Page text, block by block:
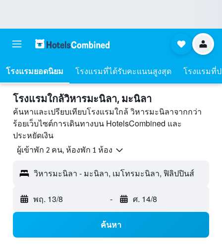
โรงแรมยอดนิยม โรงแรมที่ได้รับคะแนนสูงสุด โรงแรมที่
โรงแรมใกล้วิหารมะนิลา, มะนิลา
ค้นหาและเปรียบเทียบโรงแรมใกล้ วิหารมะนิลาจากกว่า
ร้อยเว็บไซต์การเดินทางบน HotelsCombined และ
ประหยัดเงิน
ผู้เข้าพัก 2 คน, ห้องพัก 1 ห้อง
วิหารมะนิลา - มะนิลา, เมโทรมะนิลา, ฟิลิปปินส์
พฤ. 13/8 - ศ. 14/8
ค้นหา